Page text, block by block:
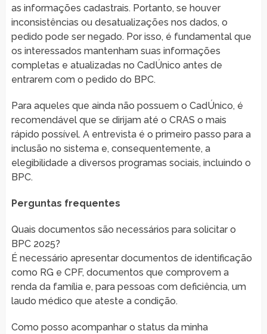
as informações cadastrais. Portanto, se houver
inconsistências ou desatualizações nos dados, o
pedido pode ser negado. Por isso, é fundamental que
os interessados mantenham suas informações
completas e atualizadas no CadÚnico antes de
entrarem com o pedido do BPC.
Para aqueles que ainda não possuem o CadÚnico, é
recomendável que se dirijam até o CRAS o mais
rápido possível. A entrevista é o primeiro passo para a
inclusão no sistema e, consequentemente, a
elegibilidade a diversos programas sociais, incluindo o
BPC.
Perguntas frequentes
Quais documentos são necessários para solicitar o
BPC 2025?
É necessário apresentar documentos de identificação
como RG e CPF, documentos que comprovem a
renda da família e, para pessoas com deficiência, um
laudo médico que ateste a condição.
Como posso acompanhar o status da minha